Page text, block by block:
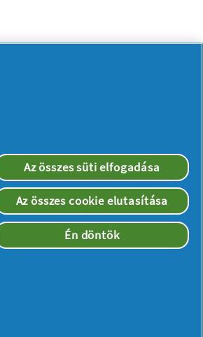
Az összes süti elfogadása
Az összes cookie elutasítása
Én döntök